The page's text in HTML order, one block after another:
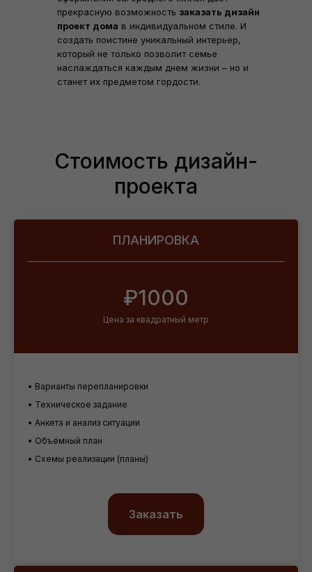
прекрасную возможность заказать дизайн
проект дома в индивидуальном стиле. И
создать поистине уникальный интерьер,
который не только позволит семье
наслаждаться каждым днем жизни – но и
станет их предметом гордости.
Стоимость дизайн-
проекта
ПЛАНИРОВКА
₽1000
Цена за квадратный метр
• Варианты перепланировки
• Техническое задание
• Анкета и анализ ситуации
• Объёмный план
• Схемы реализации (планы)
Заказать